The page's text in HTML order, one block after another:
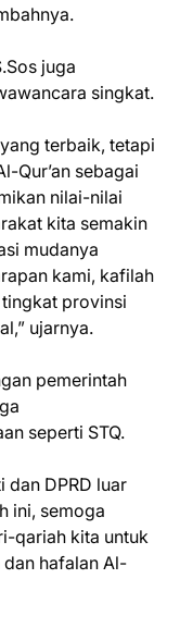
juga
singkat.
terbaik, tetapi
Qur’an sebagai
nilai-nilai
kita semakin
mudanya
kami, kafilah
provinsi
ujarnya.
pemerintah
seperti STQ.
dan DPRD luar
ini, semoga
qariah kita untuk
hafalan Al-